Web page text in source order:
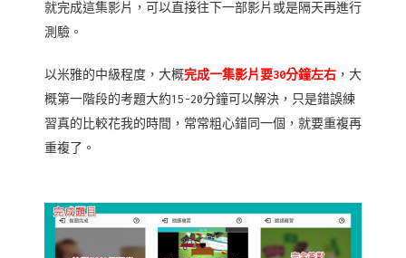
就完成這集影片，可以直接往下一部影片或是隔天再進行
測驗。
以米雅的中級程度，大概完成一集影片要30分鐘左右 ，大
概第一階段的考題大約15-20分鐘可以解決，只是錯誤練
習真的比較花我的時間，常常粗心錯同一個，就要重複再
重複了。